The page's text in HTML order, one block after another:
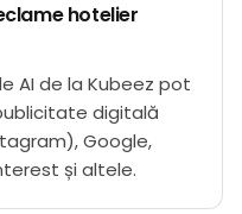
hotelier
AI de la Kubeez pot
digitală
Google,
și altele.